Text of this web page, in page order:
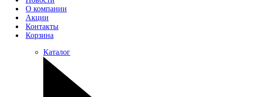
О компании
Акции
Контакты
Корзина
Каталог